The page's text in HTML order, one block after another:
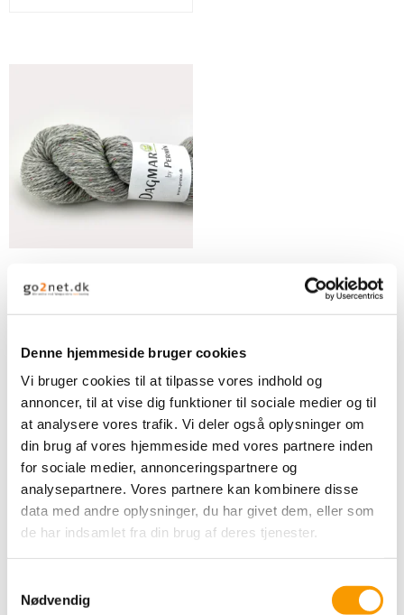
Denne hjemmeside bruger cookies
Vi bruger cookies til at tilpasse vores indhold og
annoncer, til at vise dig funktioner til sociale medier og til
at analysere vores trafik. Vi deler også oplysninger om
din brug af vores hjemmeside med vores partnere inden
for sociale medier, annonceringspartnere og
analysepartnere. Vores partnere kan kombinere disse
data med andre oplysninger, du har givet dem, eller som
de har indsamlet fra din brug af deres tjenester.
Nødvendig
Lysegrå
44,00 DKK
VIS PRODUKT